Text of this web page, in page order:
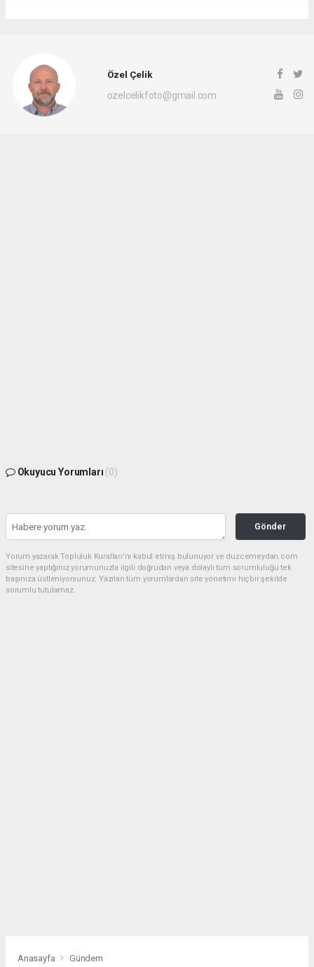
Özel Çelik
ozelcelikfoto@gmail.com
Okuyucu Yorumları (0)
Gönder
Yorum yazarak Topluluk Kuralları’nı kabul etmiş bulunuyor ve duzcemeydan.com
sitesine yaptığınız yorumunuzla ilgili doğrudan veya dolaylı tüm sorumluluğu tek
başınıza üstleniyorsunuz. Yazılan tüm yorumlardan site yönetimi hiçbir şekilde
sorumlu tutulamaz.
Anasayfa Gündem